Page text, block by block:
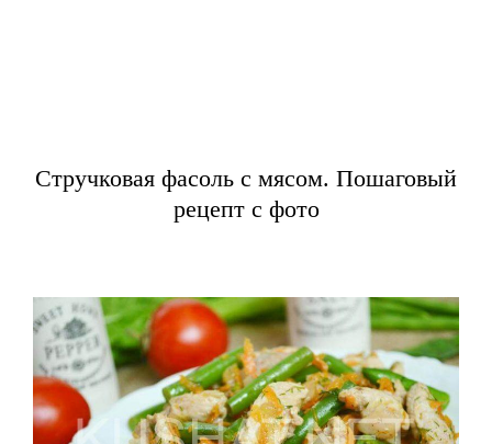
Стручковая фасоль с мясом. Пошаговый
рецепт с фото